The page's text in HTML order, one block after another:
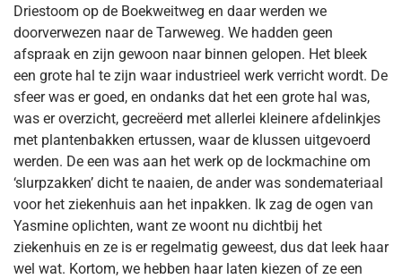
Driestoom op de Boekweitweg en daar werden we
doorverwezen naar de Tarweweg. We hadden geen
afspraak en zijn gewoon naar binnen gelopen. Het bleek
een grote hal te zijn waar industrieel werk verricht wordt. De
sfeer was er goed, en ondanks dat het een grote hal was,
was er overzicht, gecreëerd met allerlei kleinere afdelinkjes
met plantenbakken ertussen, waar de klussen uitgevoerd
werden. De een was aan het werk op de lockmachine om
‘slurpzakken’ dicht te naaien, de ander was sondemateriaal
voor het ziekenhuis aan het inpakken. Ik zag de ogen van
Yasmine oplichten, want ze woont nu dichtbij het
ziekenhuis en ze is er regelmatig geweest, dus dat leek haar
wel wat. Kortom, we hebben haar laten kiezen of ze een